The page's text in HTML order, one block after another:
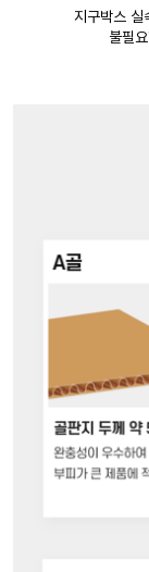
지구박스 실
불필